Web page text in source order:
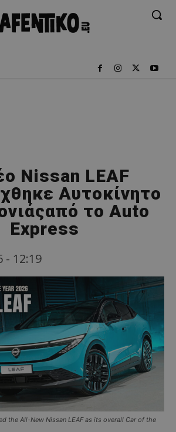
Nissan LEAF
Αυτοκίνητο
το Auto
Express
- 12:19
the All-New Nissan LEAF as its overall Car of the